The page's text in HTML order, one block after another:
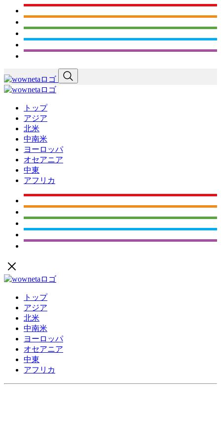
トップ
アジア
北米
中南米
ヨーロッパ
オセアニア
中東
アフリカ
トップ
アジア
北米
中南米
ヨーロッパ
オセアニア
中東
アフリカ